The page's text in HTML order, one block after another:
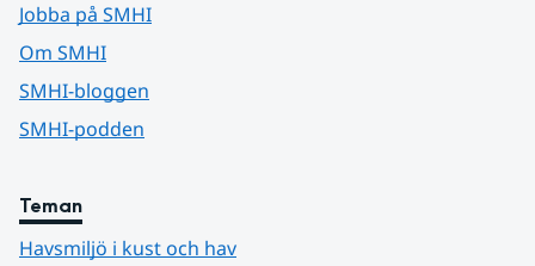
Jobba på SMHI
Om SMHI
SMHI-bloggen
SMHI-podden
Teman
Havsmiljö i kust och hav